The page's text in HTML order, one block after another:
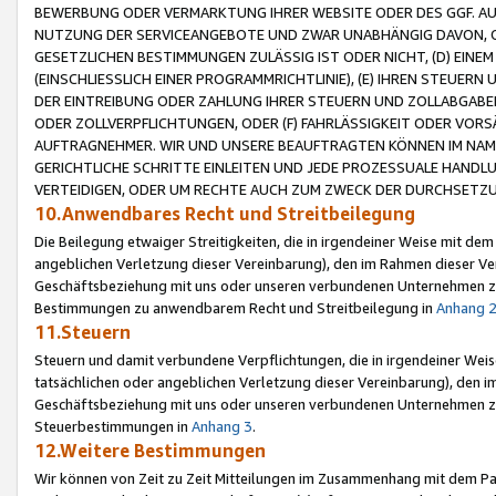
BEWERBUNG ODER VERMARKTUNG IHRER WEBSITE ODER DES GGF.
NUTZUNG DER SERVICEANGEBOTE UND ZWAR UNABHÄNGIG
GESETZLICHEN BESTIMMUNGEN ZULÄSSIG IST ODER NICHT, (D)
(EINSCHLIESSLICH EINER PROGRAMMRICHTLINIE), (E) IHREN
DER EINTREIBUNG ODER ZAHLUNG IHRER STEUERN UND
ODER ZOLLVERPFLICHTUNGEN, ODER (F) FAHRLÄSSIGKEIT ODER
AUFTRAGNEHMER. WIR UND UNSERE BEAUFTRAGTEN KÖNNEN IM
GERICHTLICHE SCHRITTE EINLEITEN UND JEDE PROZESSUALE
VERTEIDIGEN, ODER UM RECHTE AUCH ZUM ZWECK DER
10.Anwendbares Recht und Streitbeilegung
Die Beilegung etwaiger Streitigkeiten, die in irgendeiner Weise mit
angeblichen Verletzung dieser Vereinbarung), den im Rahmen dieser
Geschäftsbeziehung mit uns oder unseren verbundenen
Bestimmungen zu anwendbarem Recht und Streitbeilegung in Anhang 2
11.Steuern
Steuern und damit verbundene Verpflichtungen, die in irgendeiner
tatsächlichen oder angeblichen Verletzung dieser Vereinbarung), den
Geschäftsbeziehung mit uns oder unseren verbundenen
Steuerbestimmungen in Anhang 3.
12.Weitere Bestimmungen
Wir können von Zeit zu Zeit Mitteilungen im Zusammenhang mit dem